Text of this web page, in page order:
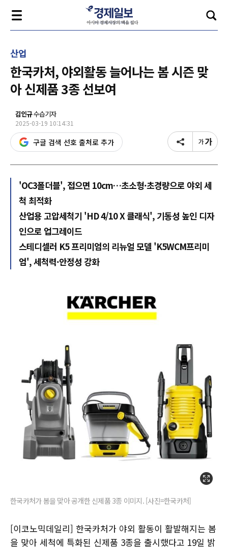
산업
한국카처, 야외활동 늘어나는 봄 시즌 맞
아 신제품 3종 선보여
김인규수습기자
2025-03-19 10:14:31
구글 검색 선호 출처로 추가
'OC3폴더블', 접으면 10cm…초소형·초경량으로 야외 세
척 최적화
산업용 고압세척기 'HD 4/10 X 클래식', 기동성 높인 디자
인으로 업그레이드
스테디셀러 K5 프리미엄의 리뉴얼 모델 'K5WCM프리미
엄', 세척력·안정성 강화
한국카처가 봄을 맞아 공개한 신제품 3종 이미지. [사진=한국카처]
[이코노믹데일리] 한국카처가 야외 활동이 활발해지는 봄
을 맞아 세척에 특화된 신제품 3종을 출시했다고 19일 밝